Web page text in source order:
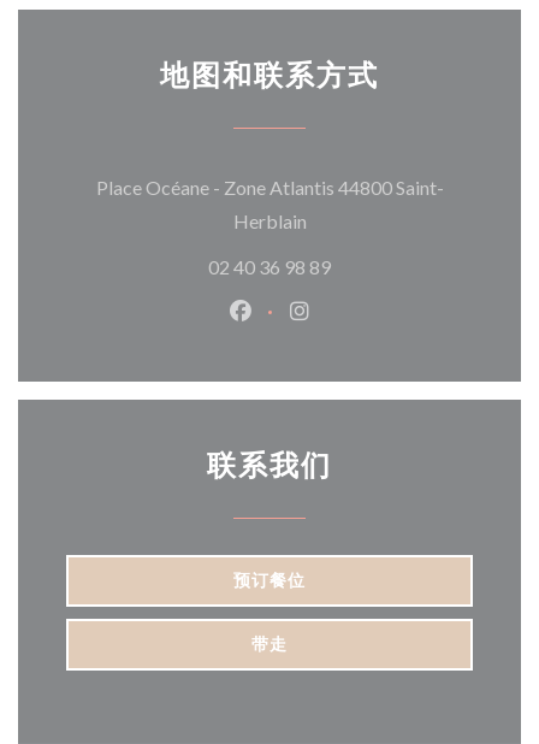
地图和联系方式
Place Océane - Zone Atlantis 44800 Saint-
Herblain((在新窗口中打开))
02 40 36 98 89
Facebook ((在新窗口中打开))
Instagram ((在新窗口中
联系我们
预订餐位
带走